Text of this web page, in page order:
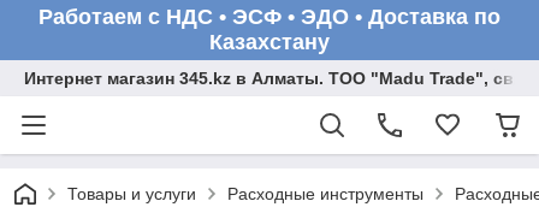
Работаем с НДС • ЭСФ • ЭДО • Доставка по
Казахстану
Интернет магазин 345.kz в Алматы. ТОО "Madu Trade",
Товары и услуги Расходные инструменты